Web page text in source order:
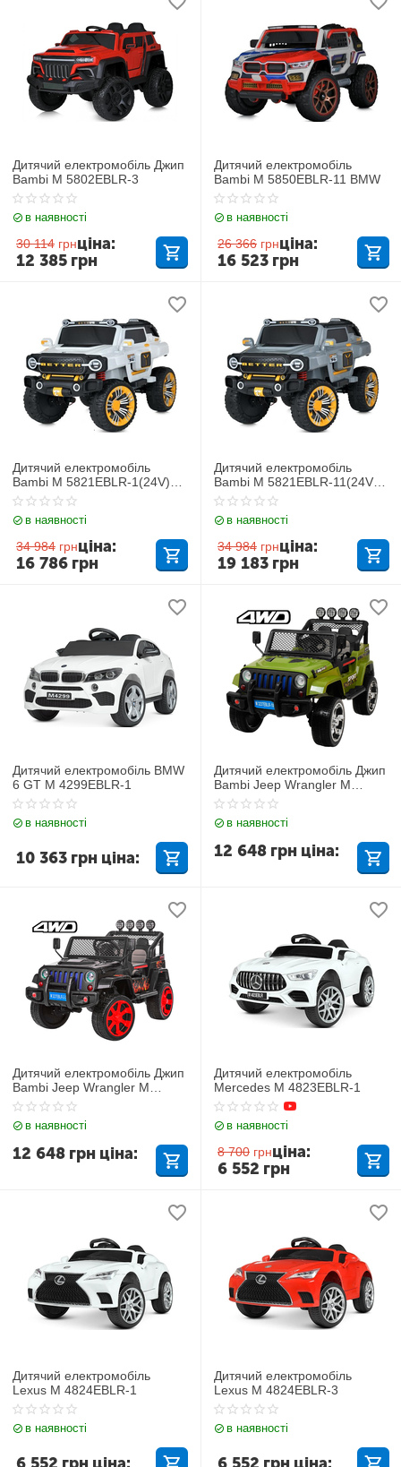
Дитячий електромобіль Джип
Bambi M 5802EBLR-3
в наявності
30 114 грн
12 385 грн
ціна:
Дитячий електромобіль
Bambi M 5850EBLR-11 BMW
в наявності
26 366 грн
16 523 грн
ціна:
Дитячий електромобіль
Bambi M 5821EBLR-1(24V)
Jeep
в наявності
34 984 грн
16 786 грн
ціна:
Дитячий електромобіль
Bambi M 5821EBLR-11(24V)
Jeep
в наявності
34 984 грн
19 183 грн
ціна:
Дитячий електромобіль BMW
6 GT M 4299EBLR-1
в наявності
10 363 грн ціна:
Дитячий електромобіль Джип
Bambi Jeep Wrangler M
3237EBLR-10
в наявності
12 648 грн ціна:
Дитячий електромобіль Джип
Bambi Jeep Wrangler M
3237EBLR-2-3
в наявності
12 648 грн ціна:
Дитячий електромобіль
Mercedes M 4823EBLR-1
в наявності
8 700 грн
6 552 грн
ціна:
Дитячий електромобіль
Lexus M 4824EBLR-1
в наявності
Дитячий електромобіль
Lexus M 4824EBLR-3
в наявності